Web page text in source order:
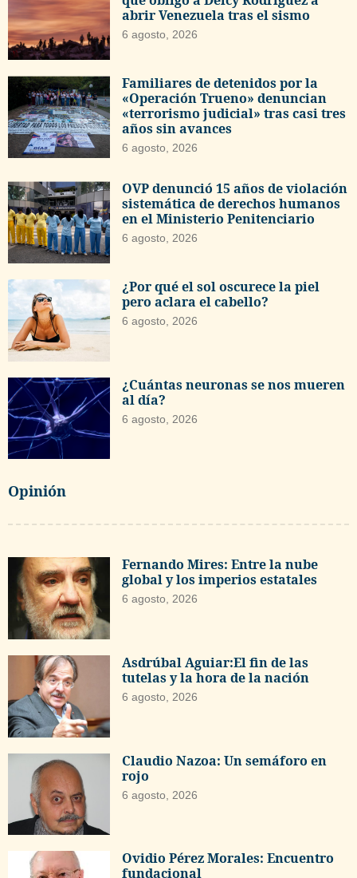
abrir Venezuela tras el sismo
6 agosto, 2026
Familiares de detenidos por la
«Operación Trueno» denuncian
«terrorismo judicial» tras casi tres
años sin avances
6 agosto, 2026
OVP denunció 15 años de violación
sistemática de derechos humanos
en el Ministerio Penitenciario
6 agosto, 2026
¿Por qué el sol oscurece la piel
pero aclara el cabello?
6 agosto, 2026
¿Cuántas neuronas se nos mueren
al día?
6 agosto, 2026
Opinión
Fernando Mires: Entre la nube
global y los imperios estatales
6 agosto, 2026
Asdrúbal Aguiar:El fin de las
tutelas y la hora de la nación
6 agosto, 2026
Claudio Nazoa: Un semáforo en
rojo
6 agosto, 2026
Ovidio Pérez Morales: Encuentro
fundacional